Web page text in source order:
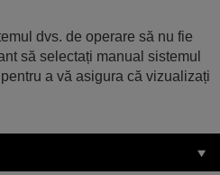
dvs. de operare să nu fie
să selectați manual sistemul
a vă asigura că vizualizați